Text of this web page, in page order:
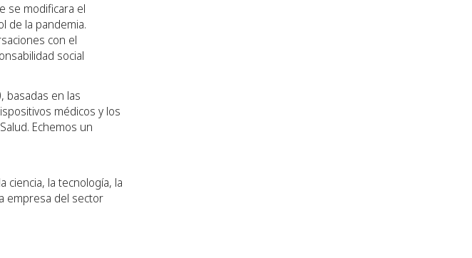
se modificara el
de la pandemia.
con el
social
basadas en las
médicos y los
Echemos un
ciencia, la tecnología, la
empresa del sector